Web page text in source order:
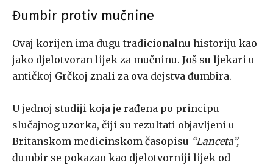
Đumbir protiv mučnine
Ovaj korijen ima dugu tradicionalnu historiju kao
jako djelotvoran lijek za mučninu. Još su ljekari u
antičkoj Grčkoj znali za ova dejstva đumbira.
U jednoj studiji koja je rađena po principu
slučajnog uzorka, čiji su rezultati objavljeni u
Britanskom medicinskom časopisu “Lanceta”,
đumbir se pokazao kao djelotvorniji lijek od